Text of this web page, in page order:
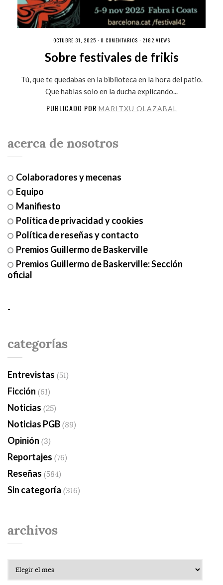
OCTUBRE 31, 2025 · 0 COMENTARIOS · 2182 VIEWS
Sobre festivales de frikis
Tú, que te quedabas en la biblioteca en la hora del patio.
Que hablas solo en la ducha explicando...
PUBLICADO POR MARITXU OLAZABAL
acerca de nosotros
Colaboradores y mecenas
Equipo
Manifiesto
Política de privacidad y cookies
Política de reseñas y contacto
Premios Guillermo de Baskerville
Premios Guillermo de Baskerville: Sección
oficial
-
categorías
Entrevistas (51)
Ficción (61)
Noticias (25)
Noticias PGB(89)
Opinión (3)
Reportajes (76)
Reseñas (584)
Sin categoría (316)
archivos